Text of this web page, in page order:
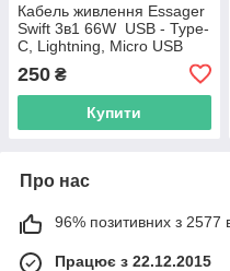
Кабель живлення Essager
Swift 3в1 66W USB - Type-
C, Lightning, Micro USB
передачі даних 120 см
EXCMTL-XJ01
250 ₴
Купити
Про нас
96% позитивних з 2577
Працює з 22.12.2015